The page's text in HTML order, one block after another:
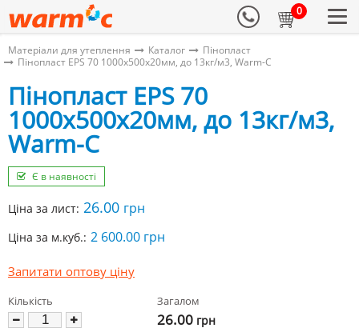
0
Матеріали для утеплення Каталог
Пінопласт
Пінопласт EPS 70 1000х500х20мм, до 13кг/м3, Warm-C
Пінопласт EPS 70
1000х500х20мм, до 13кг/м3,
Warm-C
Є в наявності
Ціна за лист: 26.00 грн
Ціна за м.куб.: 2 600.00 грн
Запитати оптову ціну
Кількість Загалом
26.00 грн